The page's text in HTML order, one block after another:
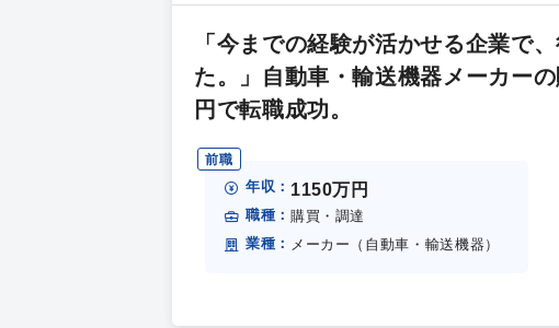
「今までの経験が活かせる企業で
た。」自動車・輸送機器メーカー
円で転職成功。
前職
年収： 1150万円
職種： 購買・調達
業種： メーカー（自動車・輸送機器）